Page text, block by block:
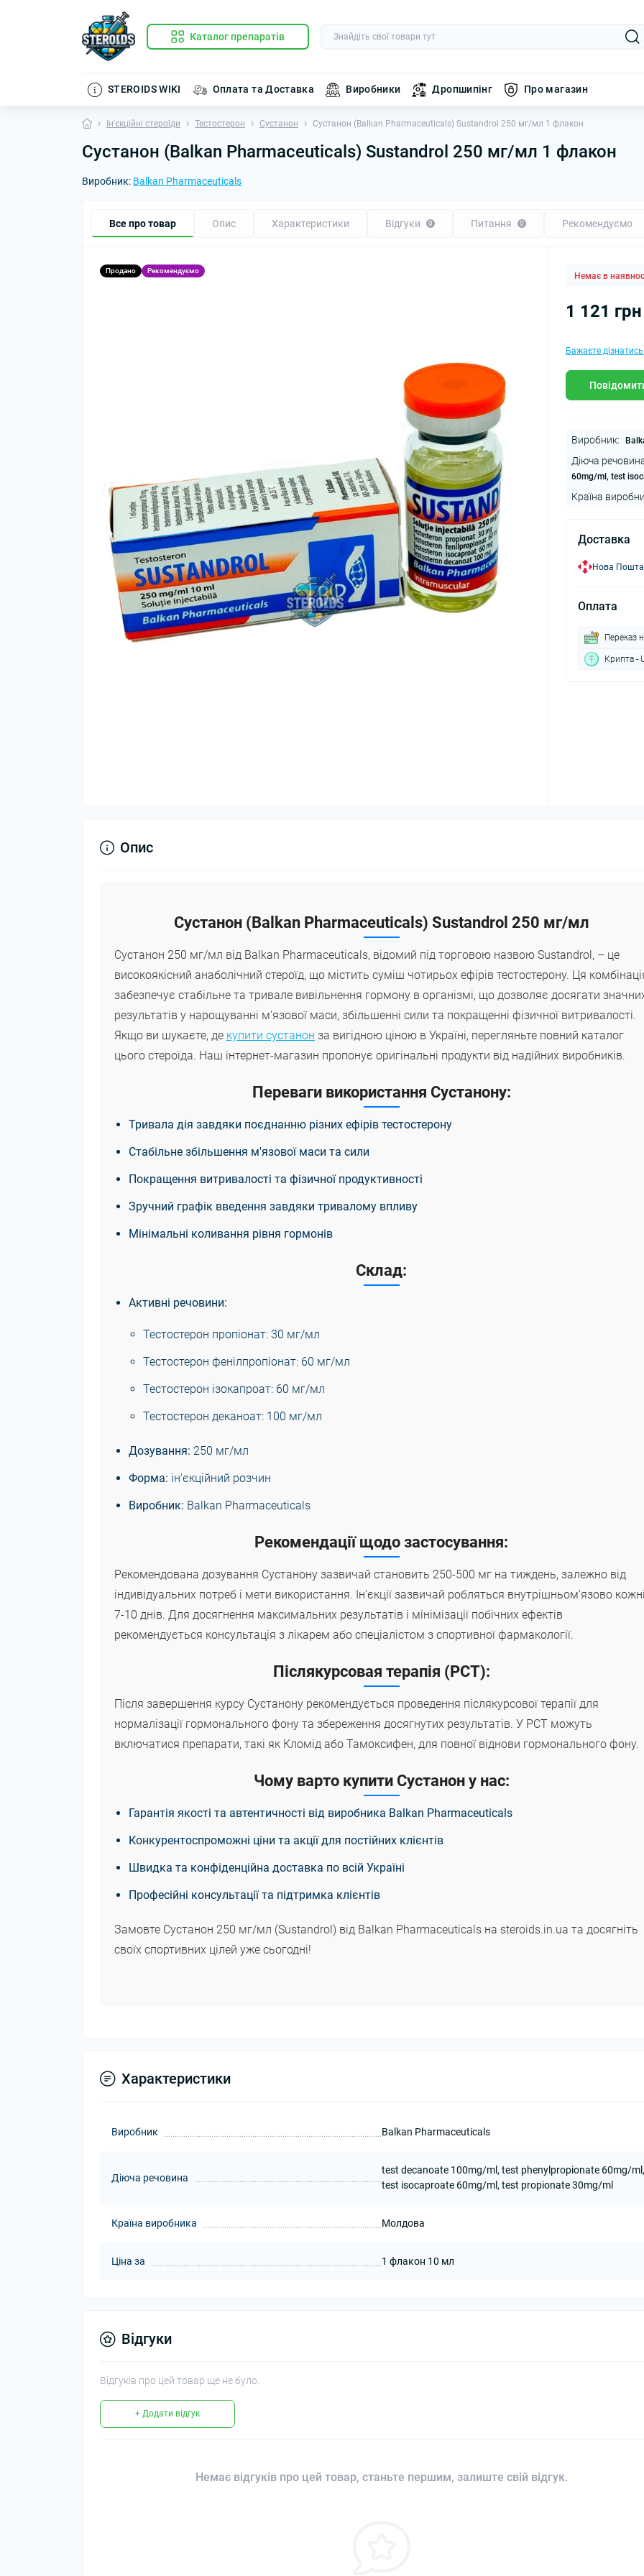
Каталог препаратів
STEROIDS WIKI Оплата та Доставка Виробники Дропшипінг Про магазин
Ін'єкційні стероїди Тестостерон Сустанон Сустанон (Balkan Pharmaceuticals) Sustandrol 250 мг/мл 1 флакон
Сустанон (Balkan Pharmaceuticals) Sustandrol 250 мг/мл 1 флакон
Виробник: Balkan Pharmaceuticals
Все про товар Опис Характеристики Відгуки 0 Питання 0 Рекомендуємо
Продано Рекомендуємо Немає в
1 121 грн
Бажаєте
Виробник:
Діюча
60mg/ml, test
Країна
Доставка
Нова Пошта
Оплата
Переказ
Крипта -
Опис
Сустанон (Balkan Pharmaceuticals) Sustandrol 250 мг/мл
Сустанон 250 мг/мл від Balkan Pharmaceuticals, відомий під торговою назвою Sustandrol, – це
високоякісний анаболічний стероїд, що містить суміш чотирьох ефірів тестостерону. Ця
забезпечує стабільне та тривале вивільнення гормону в організмі, що дозволяє досягати
результатів у нарощуванні м'язової маси, збільшенні сили та покращенні фізичної витривалості.
Якщо ви шукаєте, де купити сустанон за вигідною ціною в Україні, перегляньте повний каталог
цього стероїда. Наш інтернет-магазин пропонує оригінальні продукти від надійних виробників.
Переваги використання Сустанону:
Тривала дія завдяки поєднанню різних ефірів тестостерону
Стабільне збільшення м'язової маси та сили
Покращення витривалості та фізичної продуктивності
Зручний графік введення завдяки тривалому впливу
Мінімальні коливання рівня гормонів
Склад:
Активні речовини:
Тестостерон пропіонат: 30 мг/мл
Тестостерон фенілпропіонат: 60 мг/мл
Тестостерон ізокапроат: 60 мг/мл
Тестостерон деканоат: 100 мг/мл
Дозування: 250 мг/мл
Форма: ін'єкційний розчин
Виробник: Balkan Pharmaceuticals
Рекомендації щодо застосування:
Рекомендована дозування Сустанону зазвичай становить 250-500 мг на тиждень, залежно від
індивідуальних потреб і мети використання. Ін'єкції зазвичай робляться внутрішньом'язово
7-10 днів. Для досягнення максимальних результатів і мінімізації побічних ефектів
рекомендується консультація з лікарем або спеціалістом з спортивної фармакології.
Післякурсовая терапія (PCT):
Після завершення курсу Сустанону рекомендується проведення післякурсової терапії для
нормалізації гормонального фону та збереження досягнутих результатів. У PCT можуть
включатися препарати, такі як Кломід або Тамоксифен, для повної віднови гормонального фону.
Чому варто купити Сустанон у нас:
Гарантія якості та автентичності від виробника Balkan Pharmaceuticals
Конкурентоспроможні ціни та акції для постійних клієнтів
Швидка та конфіденційна доставка по всій Україні
Професійні консультації та підтримка клієнтів
Замовте Сустанон 250 мг/мл (Sustandrol) від Balkan Pharmaceuticals на steroids.in.ua та досягніть
своїх спортивних цілей уже сьогодні!
Характеристики
Виробник Balkan Pharmaceuticals
Діюча речовина
test decanoate 100mg/ml, test phenylpropionate 60mg/ml,
test isocaproate 60mg/ml, test propionate 30mg/ml
Країна виробника Молдова
Ціна за 1 флакон 10 мл
Відгуки
Відгуків про цей товар ще не було.
+ Додати відгук
Немає відгуків про цей товар, станьте першим, залиште свій відгук.